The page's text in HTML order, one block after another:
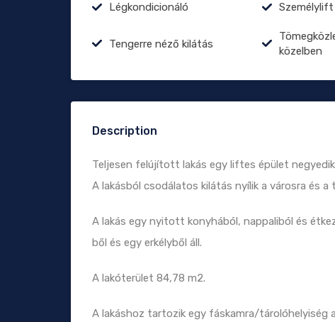
Légkondicionáló Személylift
Tengerre néző kilátás
közelben
Description
Teljesen felújított lakás egy liftes épület
A lakásból csodálatos kilátás nyílik a városra és a
A lakás egy nyitott konyhából, nappaliból és
ből és egy erkélyből áll.
A lakóterület 84,78 m2.
A lakáshoz tartozik egy fáskamra/tárolóhelyiség